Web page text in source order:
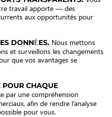
travail apporte — des
aux opportunités pour
DONNÉES. Nous mettons
et surveillons les changements
que vos avantages se
POUR CHAQUE
par une compréhension
afin de rendre l’analyse
pour vous.